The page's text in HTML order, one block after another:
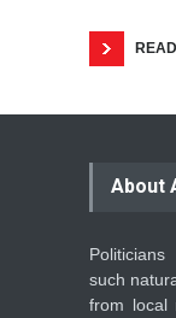
About
such
from local